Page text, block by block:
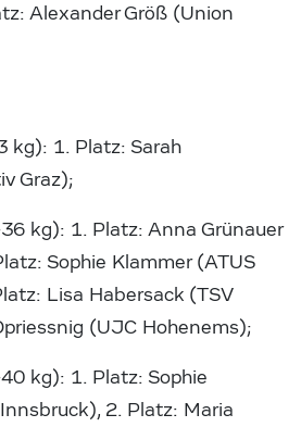
Alexander Größ (Union
kg): 1. Platz: Sarah
Graz);
kg): 1. Platz: Anna Grünauer
Sophie Klammer (ATUS
Lisa Habersack (TSV
(UJC Hohenems);
kg): 1. Platz: Sophie
2. Platz: Maria